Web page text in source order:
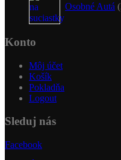
Osobné Autá
Konto
Môj účet
Košík
Pokladňa
Logout
Sleduj nás
Facebook